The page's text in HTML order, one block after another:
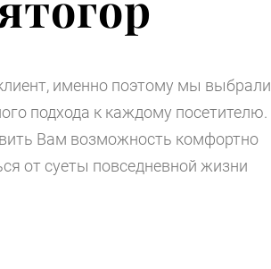
именно поэтому мы выбрали
подхода к каждому посетителю.
Вам возможность комфортно
от суеты повседневной жизни